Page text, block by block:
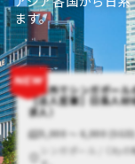
ます。
【海外でシンガポール
【法人営業】日系人材
求人）
5,000 〜 6,000 (SGD)
シンガポール / Cityの